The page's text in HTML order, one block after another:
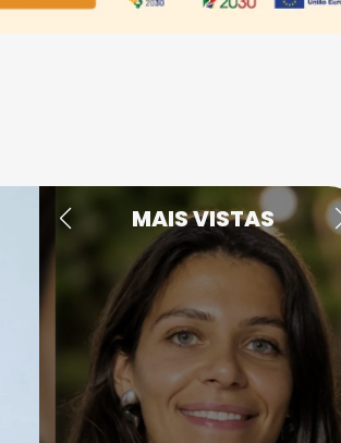
MAIS VISTAS